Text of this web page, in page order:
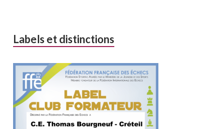
Labels et distinctions